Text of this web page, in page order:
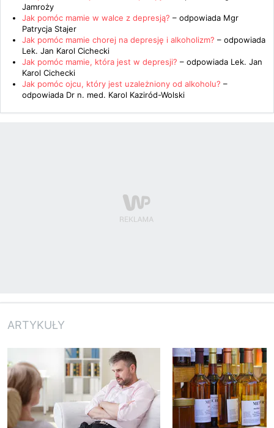
Jamroży
Jak pomóc mamie w walce z depresją? – odpowiada Mgr
Patrycja Stajer
Jak pomóc mamie chorej na depresję i alkoholizm? – odpowiada
Lek. Jan Karol Cichecki
Jak pomóc mamie, która jest w depresji? – odpowiada Lek. Jan
Karol Cichecki
Jak pomóc ojcu, który jest uzależniony od alkoholu? –
odpowiada Dr n. med. Karol Kaziród-Wolski
ARTYKUŁY